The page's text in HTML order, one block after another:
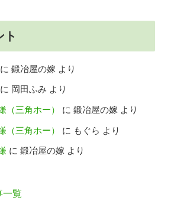
ト
に 鍛冶屋の嫁 より
に 岡田ふみ より
（三角ホー） に 鍛冶屋の嫁 より
（三角ホー） に もぐら より
に 鍛冶屋の嫁 より
一覧